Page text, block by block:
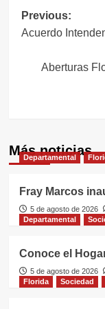
de
Previous:
Acuerdo
Aberturas
Más noticias
Departamental
Fray Marcos
5 de agosto de 2026
Departamental
Conoce el
5 de agosto de 2026
Florida
Sociedad